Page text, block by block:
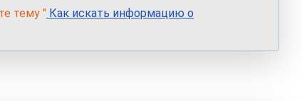
тему " Как искать информацию о